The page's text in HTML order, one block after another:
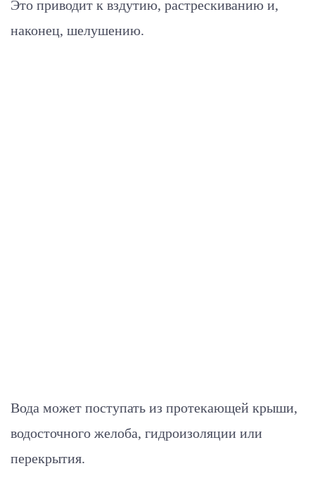
Это приводит к вздутию, растрескиванию и,
наконец, шелушению.
Вода может поступать из протекающей крыши,
водосточного желоба, гидроизоляции или
перекрытия.